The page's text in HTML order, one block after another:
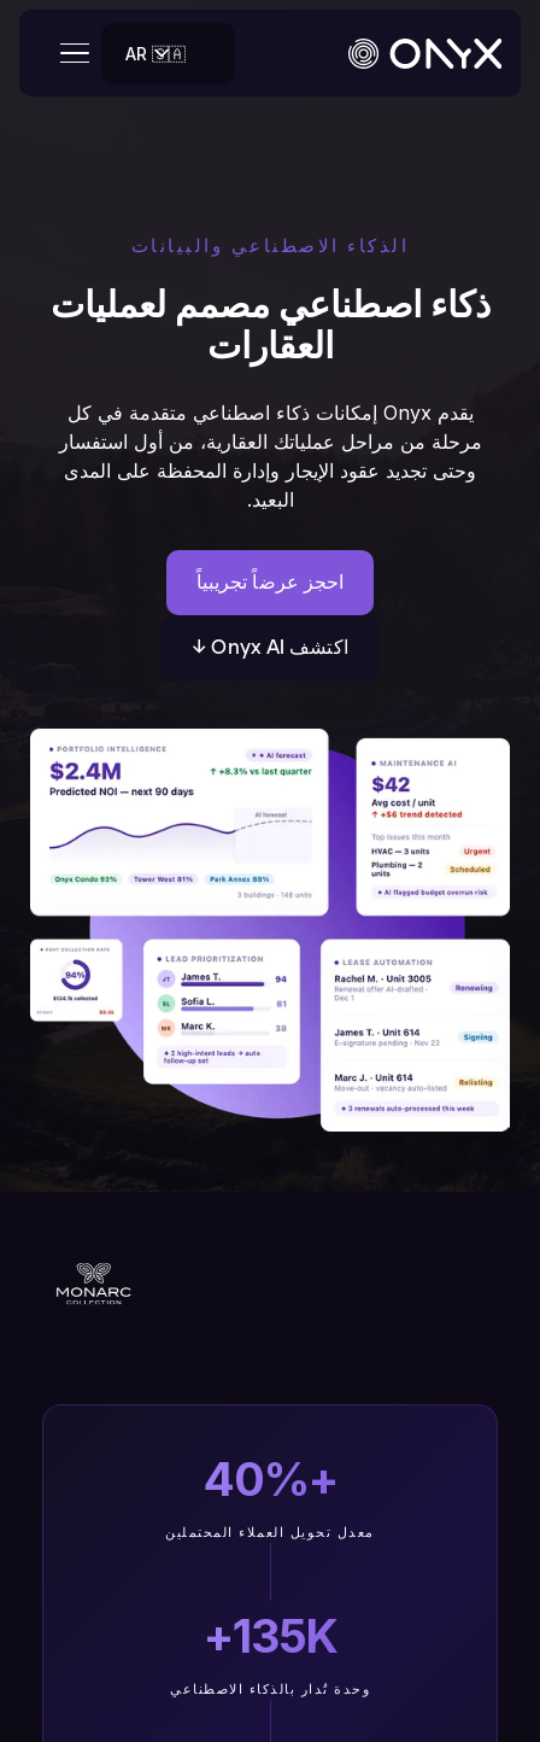
AR 🇸🇦
الذكاء الاصطناعي والبيانات
ذكاء اصطناعي مصمم لعمليات
العقارات
يقدم Onyx إمكانات ذكاء اصطناعي متقدمة في كل
مرحلة من مراحل عملياتك العقارية، من أول استفسار
وحتى تجديد عقود الإيجار وإدارة المحفظة على المدى
البعيد.
احجز عرضاً تجريبياً
اكتشف Onyx AI ↓
+40%
معدل تحويل العملاء المحتملين
135K+
وحدة تُدار بالذكاء الاصطناعي